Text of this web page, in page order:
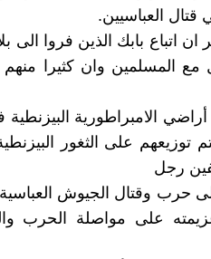
العباسيين.
اتباع بابك الذين فروا الى
مع المسلمين وان كثيرا
أراضي الامبراطورية
توزيعهم على الثغور
رجل
حرب وقتال الجيوش
على مواصلة الحرب